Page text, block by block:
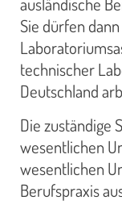
Sie dürfen
technischer
Deutschland
Die zuständige
wesentlichen
wesentlichen
Berufspraxis